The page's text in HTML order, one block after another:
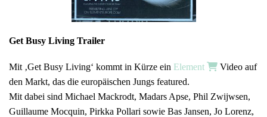
Get Busy Living Trailer
Mit ‚Get Busy Living‘ kommt in Kürze ein Element
Video auf
den Markt, das die europäischen Jungs featured.
Mit dabei sind Michael Mackrodt, Madars Apse, Phil Zwijwsen,
Guillaume Mocquin, Pirkka Pollari sowie Bas Jansen, Jo Lorenz,